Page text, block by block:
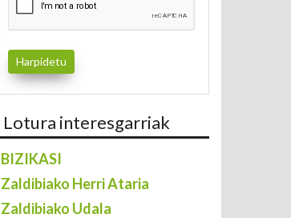
Lotura interesgarriak
BIZIKASI
Zaldibiako Herri Ataria
Zaldibiako Udala